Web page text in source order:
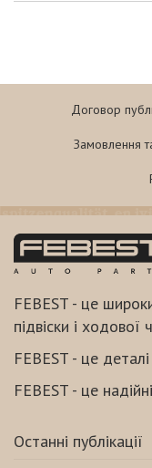
Договор
Замовлення
FEBEST - це
підвіски і ходової
FEBEST - це
FEBEST - це
Останні публікації